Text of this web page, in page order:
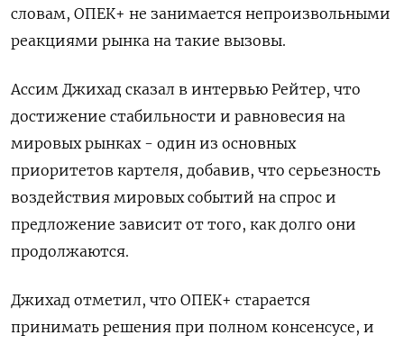
словам, ОПЕК+ не занимается непроизвольными
реакциями рынка на такие вызовы.
Ассим Джихад сказал в интервью Рейтер, что
достижение стабильности и равновесия на
мировых рынках - один из основных
приоритетов картеля, добавив, что серьезность
воздействия мировых событий на спрос и
предложение зависит от того, как долго они
продолжаются.
Джихад отметил, что ОПЕК+ старается
принимать решения при полном консенсусе, и